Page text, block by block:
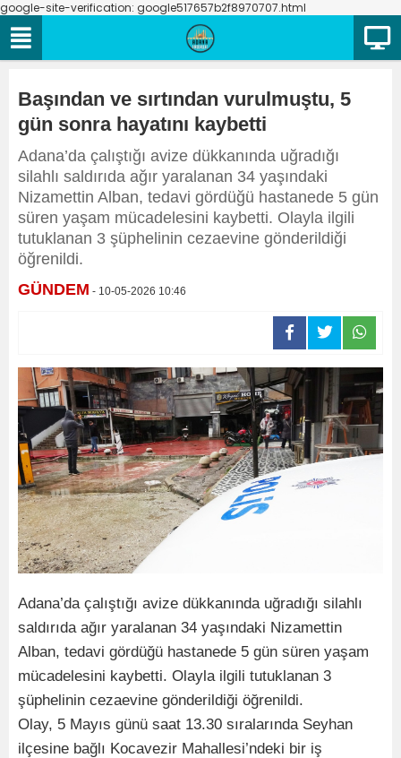
google-site-verification: google517657b2f8970707.html
Başından ve sırtından vurulmuştu, 5
gün sonra hayatını kaybetti
Adana’da çalıştığı avize dükkanında uğradığı
silahlı saldırıda ağır yaralanan 34 yaşındaki
Nizamettin Alban, tedavi gördüğü hastanede 5 gün
süren yaşam mücadelesini kaybetti. Olayla ilgili
tutuklanan 3 şüphelinin cezaevine gönderildiği
öğrenildi.
GÜNDEM - 10-05-2026 10:46
Adana’da çalıştığı avize dükkanında uğradığı silahlı
saldırıda ağır yaralanan 34 yaşındaki Nizamettin
Alban, tedavi gördüğü hastanede 5 gün süren yaşam
mücadelesini kaybetti. Olayla ilgili tutuklanan 3
şüphelinin cezaevine gönderildiği öğrenildi.
Olay, 5 Mayıs günü saat 13.30 sıralarında Seyhan
ilçesine bağlı Kocavezir Mahallesi’ndeki bir iş